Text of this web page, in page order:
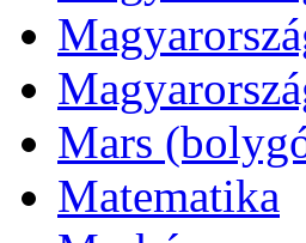
Mars
Matematika